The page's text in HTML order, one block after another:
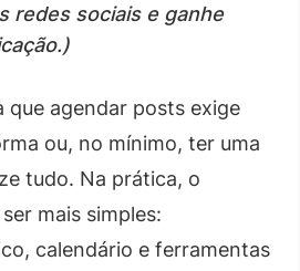
redes sociais e ganhe
que agendar posts exige
ou, no mínimo, ter uma
tudo. Na prática, o
mais simples:
calendário e ferramentas